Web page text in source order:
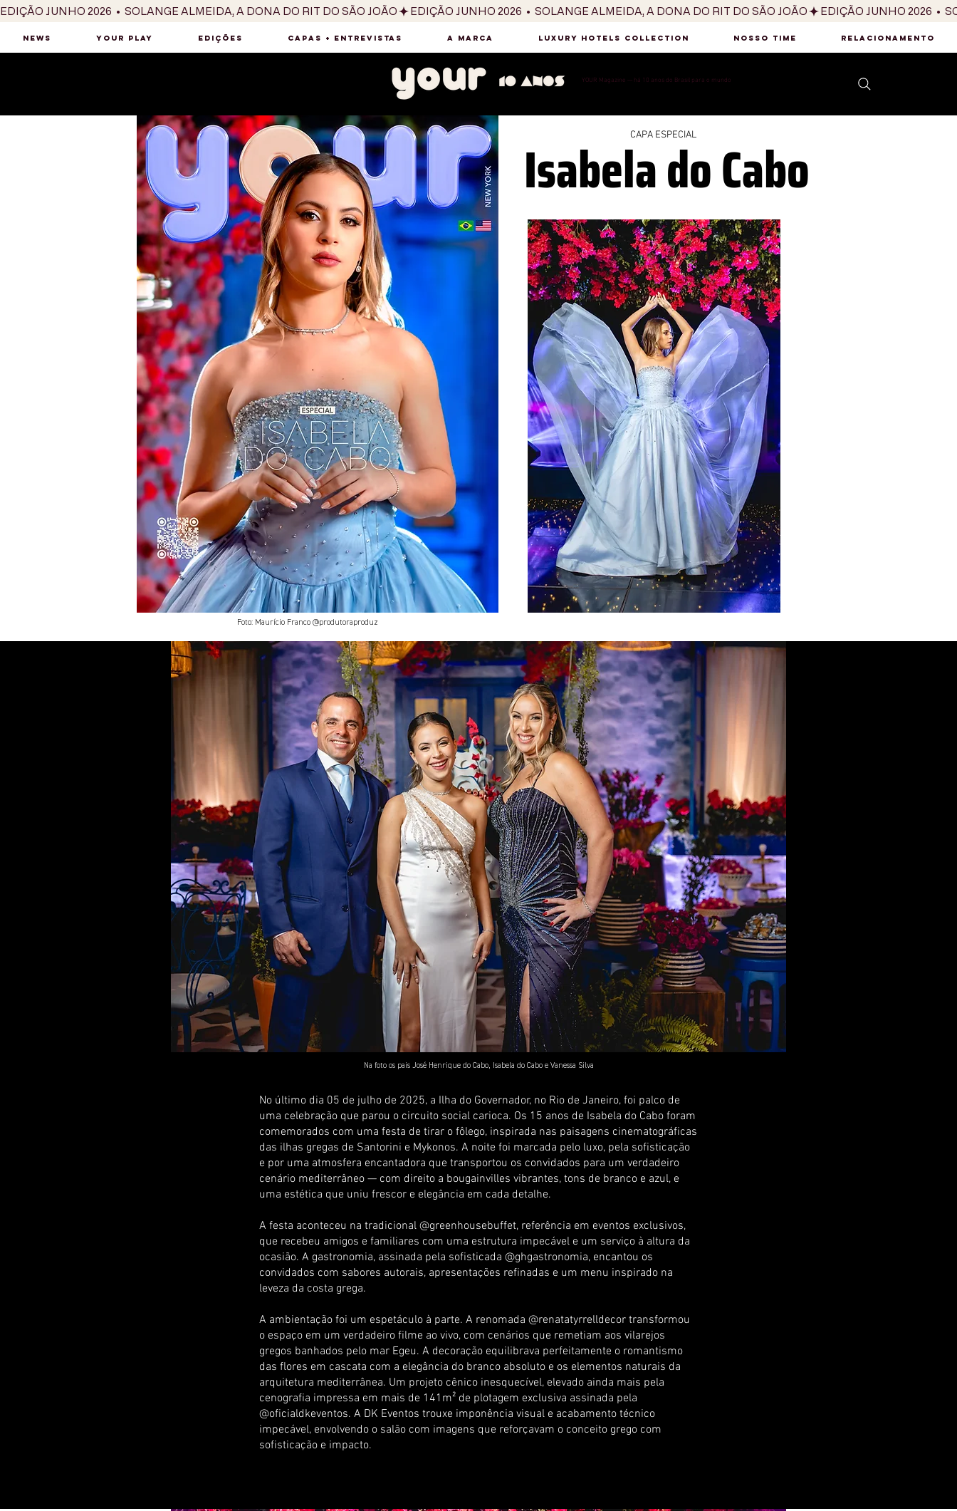
EDIÇÃO JUNHO 2026  •  SOLANGE ALMEIDA, A DONA DO RIT DO SÃO JOÃO
NEWS YOUR PLAY EDIÇÕES CAPAS + ENTREVISTAS A MARCA LUXURY HOTELS COLLECTION NOSSO TIME RELACIONAMENTO
YOUR Magazine — há 10 anos do Brasil para o mundo
CAPA ESPECIAL
Isabela do Cabo
Foto: Maurício Franco @produtoraproduz
Na foto os pais José Henrique do Cabo, Isabela do Cabo e Vanessa Silva
No último dia 05 de julho de 2025, a Ilha do Governador, no Rio de Janeiro, foi palco de
uma celebração que parou o circuito social carioca. Os 15 anos de Isabela do Cabo foram
comemorados com uma festa de tirar o fôlego, inspirada nas paisagens cinematográficas
das ilhas gregas de Santorini e Mykonos. A noite foi marcada pelo luxo, pela sofisticação
e por uma atmosfera encantadora que transportou os convidados para um verdadeiro
cenário mediterrâneo — com direito a bougainvilles vibrantes, tons de branco e azul, e
uma estética que uniu frescor e elegância em cada detalhe.
A festa aconteceu na tradicional @greenhousebuffet, referência em eventos exclusivos,
que recebeu amigos e familiares com uma estrutura impecável e um serviço à altura da
ocasião. A gastronomia, assinada pela sofisticada @ghgastronomia, encantou os
convidados com sabores autorais, apresentações refinadas e um menu inspirado na
leveza da costa grega.
A ambientação foi um espetáculo à parte. A renomada @renatatyrrelldecor transformou
o espaço em um verdadeiro filme ao vivo, com cenários que remetiam aos vilarejos
gregos banhados pelo mar Egeu. A decoração equilibrava perfeitamente o romantismo
das flores em cascata com a elegância do branco absoluto e os elementos naturais da
arquitetura mediterrânea. Um projeto cênico inesquecível, elevado ainda mais pela
cenografia impressa em mais de 141m² de plotagem exclusiva assinada pela
@oficialdkeventos. A DK Eventos trouxe imponência visual e acabamento técnico
impecável, envolvendo o salão com imagens que reforçavam o conceito grego com
sofisticação e impacto.